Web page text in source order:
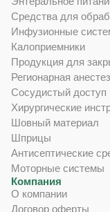
Средства для
Инфузионные
Калоприемники
Продукция для
Регионарная
Сосудистый доступ
Хирургические
Шовный материал
Шприцы
Антисептические
Моторные системы
Компания
О компании
Договор оферты